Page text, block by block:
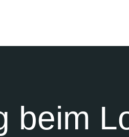
beim